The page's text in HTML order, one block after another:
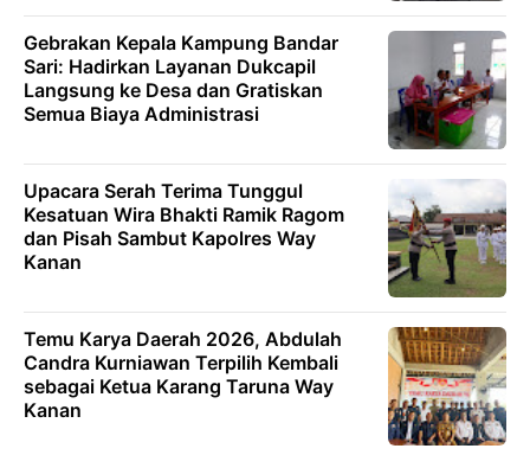
Gebrakan Kepala Kampung Bandar
Sari: Hadirkan Layanan Dukcapil
Langsung ke Desa dan Gratiskan
Semua Biaya Administrasi
Upacara Serah Terima Tunggul
Kesatuan Wira Bhakti Ramik Ragom
dan Pisah Sambut Kapolres Way
Kanan
Temu Karya Daerah 2026, Abdulah
Candra Kurniawan Terpilih Kembali
sebagai Ketua Karang Taruna Way
Kanan